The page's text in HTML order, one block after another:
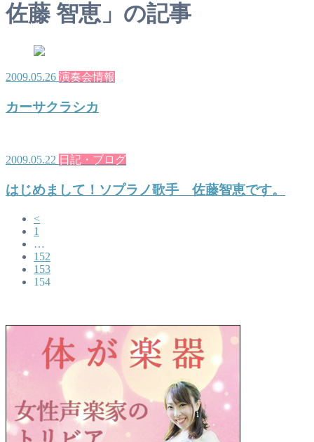
佐藤 智恵」の記事
2009.05.26 演奏会情報
カーサクラシカ
2009.05.22 日記・ブログ
はじめまして！ソプラノ歌手 佐藤智恵です。
<
1
…
152
153
154